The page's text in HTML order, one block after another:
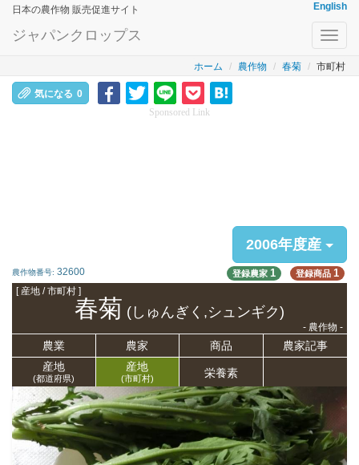
日本の農作物 販売促進サイト English
ジャパンクロップス
ホーム 農作物 春菊 市町村
気になる 0
Sponsored Link
2006年度産
農作物番号: 32600 登録農家 1 登録商品 1
[ 産地 / 市町村 ]
春菊 (しゅんぎく,シュンギク)
- 農作物 -
農業 農家 商品
農家記事
産地
(都道府県)
産地
(市町村) 栄養素